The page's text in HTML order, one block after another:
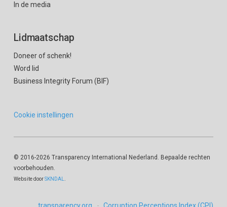
In de media
Lidmaatschap
Doneer of schenk!
Word lid
Business Integrity Forum (BIF)
Cookie instellingen
© 2016-2026 Transparency International Nederland. Bepaalde rechten
voorbehouden.
Website doorSKNDAL
transparency.org Corruption Perceptions Index (CPI)